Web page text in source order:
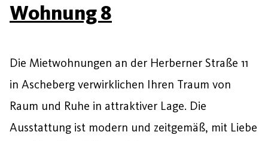
Wohnung 8
Die Mietwohnungen an der Herberner Straße 11
in Ascheberg verwirklichen Ihren Traum von
Raum und Ruhe in attraktiver Lage. Die
Ausstattung ist modern und zeitgemäß, mit Liebe